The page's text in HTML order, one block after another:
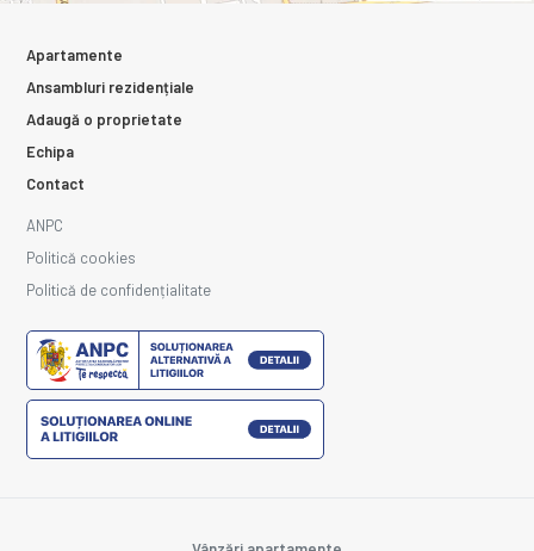
Apartamente
Ansambluri rezidențiale
Adaugă o proprietate
Echipa
Contact
ANPC
Politică cookies
Politică de confidențialitate